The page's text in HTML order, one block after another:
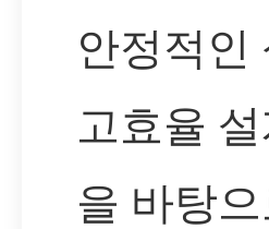
안정적인
고효율
을 바탕